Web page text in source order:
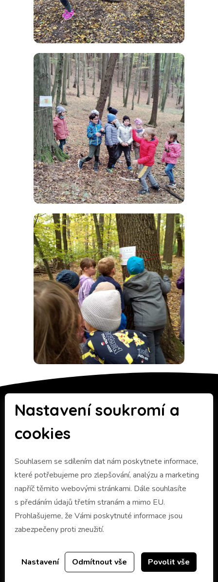
Nastavení soukromí a
cookies
Souhlasem se sdílením dat nám poskytnete informace,
které potřebujeme pro zlepšování, analýzu a marketing
napříč těmito webovými stránkami. Dále souhlasíte
s předáním údajů třetím stranám a mimo EU.
Prohlašujeme, že Vámi poskytnuté informace jsou
zabezpečeny proti zneužití.
Nastavení Odmítnout vše Povolit vše
Užitečné odkazy
Krajská pedagogicko-psychologická poradna
Dopravní spojení
Žákovská knížka
Informace a návod
Žákovská knížka